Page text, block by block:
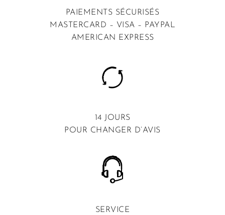
PAIEMENTS SÉCURISÉS
MASTERCARD – VISA – PAYPAL
AMERICAN EXPRESS
14 JOURS
POUR CHANGER D’AVIS
SERVICE